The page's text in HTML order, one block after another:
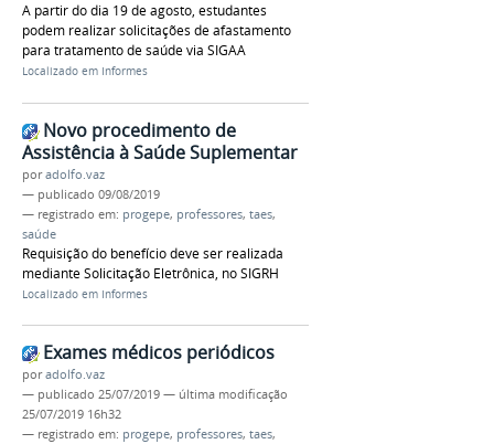
A partir do dia 19 de agosto, estudantes
podem realizar solicitações de afastamento
para tratamento de saúde via SIGAA
Localizado em Informes
Novo procedimento de
Assistência à Saúde Suplementar
poradolfo.vaz
— publicado 09/08/2019
— registrado em: progepe, professores, taes,
saúde
Requisição do benefício deve ser realizada
mediante Solicitação Eletrônica, no SIGRH
Localizado em Informes
Exames médicos periódicos
poradolfo.vaz
— publicado 25/07/2019 — última modificação
25/07/2019 16h32
— registrado em: progepe, professores, taes,